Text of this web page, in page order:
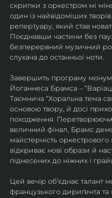
скрипки з оркестром мі
один із найвідоміших
репертуару, який став
Поєднавши частини без
безперервний музичний
слухача до останньої ноти.
Завершить програму
Йоганнеса Брамса –
Таємнича “Хоральна тема
основою твору, й досі
походження. Перетворюючи
величний фінал, Брамс
майстерність
відкриває нові образи й
піднесених до ніжних і
Цей вечір об'єднає талант
французького дириґента та